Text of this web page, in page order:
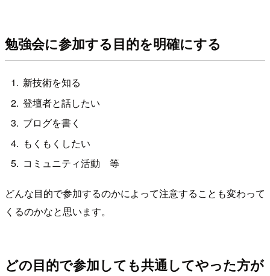
勉強会に参加する目的を明確にする
新技術を知る
登壇者と話したい
ブログを書く
もくもくしたい
コミュニティ活動 等
どんな目的で参加するのかによって注意することも変わって
くるのかなと思います。
どの目的で参加しても共通してやった方が